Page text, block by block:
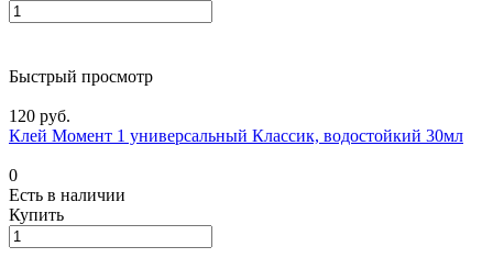
Быстрый просмотр
120 руб.
Клей Момент 1 универсальный Классик, водостойкий 30мл
0
Есть в наличии
Купить